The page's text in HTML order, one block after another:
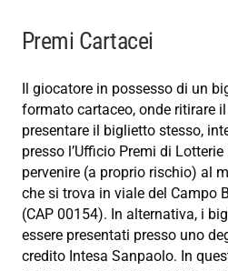
Premi Cartacei
Il giocatore in possesso di un
formato cartaceo, onde ritirare
presentare il biglietto stesso,
presso l’Ufficio Premi di
pervenire (a proprio rischio) al
che si trova in viale del Campo
(CAP 00154). In alternativa, i
essere presentati presso uno
credito Intesa Sanpaolo. In